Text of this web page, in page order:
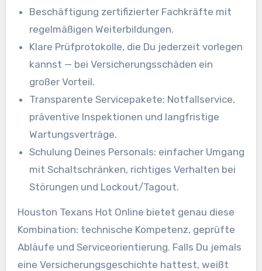
Beschäftigung zertifizierter Fachkräfte mit
regelmäßigen Weiterbildungen.
Klare Prüfprotokolle, die Du jederzeit vorlegen
kannst — bei Versicherungsschäden ein
großer Vorteil.
Transparente Servicepakete: Notfallservice,
präventive Inspektionen und langfristige
Wartungsverträge.
Schulung Deines Personals: einfacher Umgang
mit Schaltschränken, richtiges Verhalten bei
Störungen und Lockout/Tagout.
Houston Texans Hot Online bietet genau diese
Kombination: technische Kompetenz, geprüfte
Abläufe und Serviceorientierung. Falls Du jemals
eine Versicherungsgeschichte hattest, weißt